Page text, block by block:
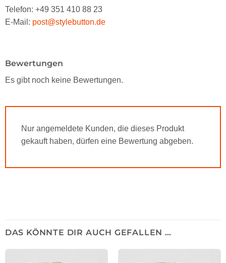
Telefon: +49 351 410 88 23
E-Mail: post@stylebutton.de
Bewertungen
Es gibt noch keine Bewertungen.
Nur angemeldete Kunden, die dieses Produkt
gekauft haben, dürfen eine Bewertung abgeben.
DAS KÖNNTE DIR AUCH GEFALLEN …